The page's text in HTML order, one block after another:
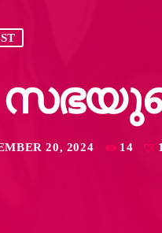
20, 2024 14 1